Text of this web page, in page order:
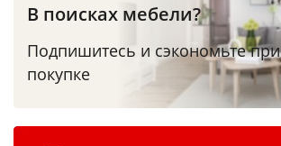
В поисках мебели?
Подпишитесь и сэкономьте при
покупке